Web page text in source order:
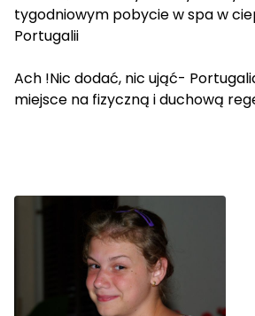
tygodniowym pobycie w spa w
Portugalii
Ach !Nic dodać, nic ująć-
miejsce na fizyczną i duchową